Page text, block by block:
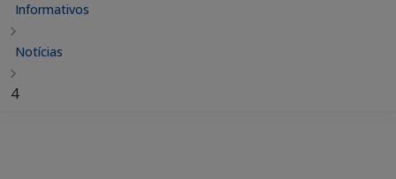
Informativos
Notícias
4